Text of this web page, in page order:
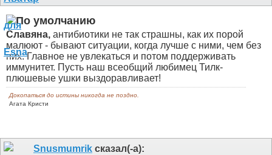
Славяна, антибиотики не так страшны, как их порой
малюют - бывают ситуации, когда лучше с ними, чем без
них. Главное не увлекаться и потом поддерживать
иммунитет. Пусть наш всеобщий любимец Тилк-
плюшевые ушки выздоравливает!
Докопаться до истины никогда не поздно.
Агата Кристи
Snusmumrik сказал(-а):